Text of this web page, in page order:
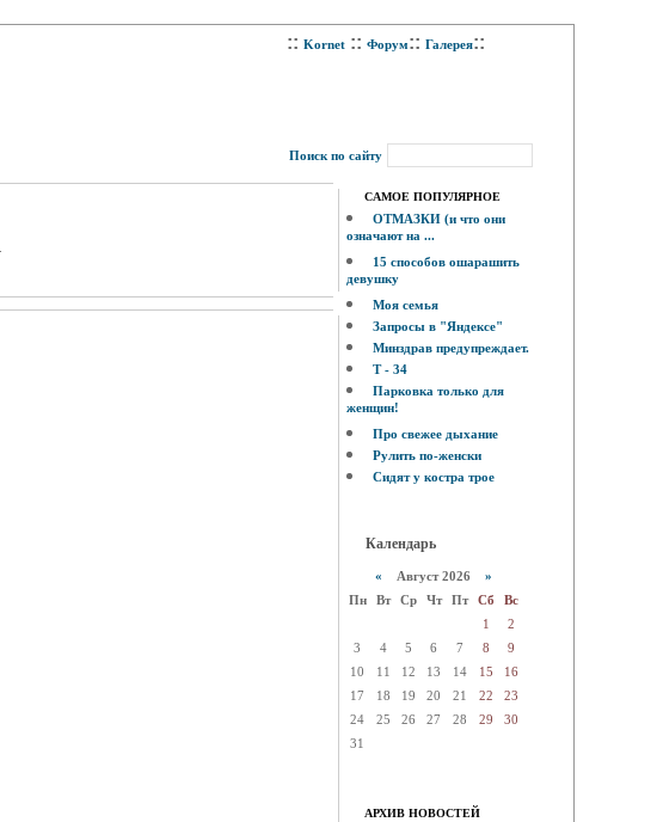
:: Kornet :: Форум:: Галерея::
Поиск по сайту
САМОЕ ПОПУЛЯРНОЕ
ОТМАЗКИ (и что они
означают на ...
15 способов ошарашить
девушку
Моя семья
Запросы в "Яндексе"
Минздрав предупреждает.
Т - 34
Парковка только для
женщин!
Про свежее дыхание
Рулить по-женски
Сидят у костра трое
Календарь
« Август 2026 »
Пн
Вт Ср Чт Пт Сб
Вс
1
2
3
4 5 6 7 8
9
10
11 12 13 14 15
16
17
18 19 20 21 22
23
24
25 26 27 28 29
30
31
АРХИВ НОВОСТЕЙ